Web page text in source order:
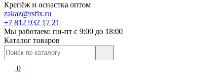
Крепёж и оснастка оптом
zakaz@rsfix.ru
+7 812 932 17 21
Мы работаем: пн-пт c 9:00 до 18:00
Каталог товаров
0